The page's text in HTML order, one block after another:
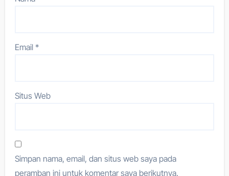
Email*
Situs Web
Simpan nama, email, dan situs web saya pada
peramban ini untuk komentar saya berikutnya.